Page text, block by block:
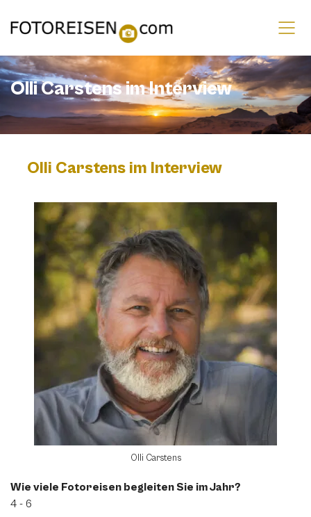
Olli Carstens im Interview
Olli Carstens im Interview
Olli Carstens
Wie viele Fotoreisen begleiten Sie im Jahr?
4 - 6